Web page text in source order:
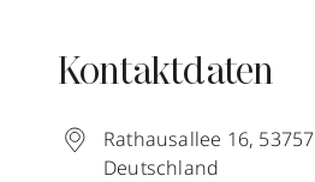
Kontaktdaten
Rathausallee 16, 53757
Deutschland